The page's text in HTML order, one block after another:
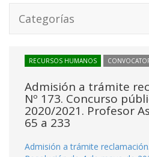
Categorías
RECURSOS HUMANOS
Admisión a trámite
Nº 173. Concurso
2020/2021. Profesor
65 a 233
Admisión a trámite